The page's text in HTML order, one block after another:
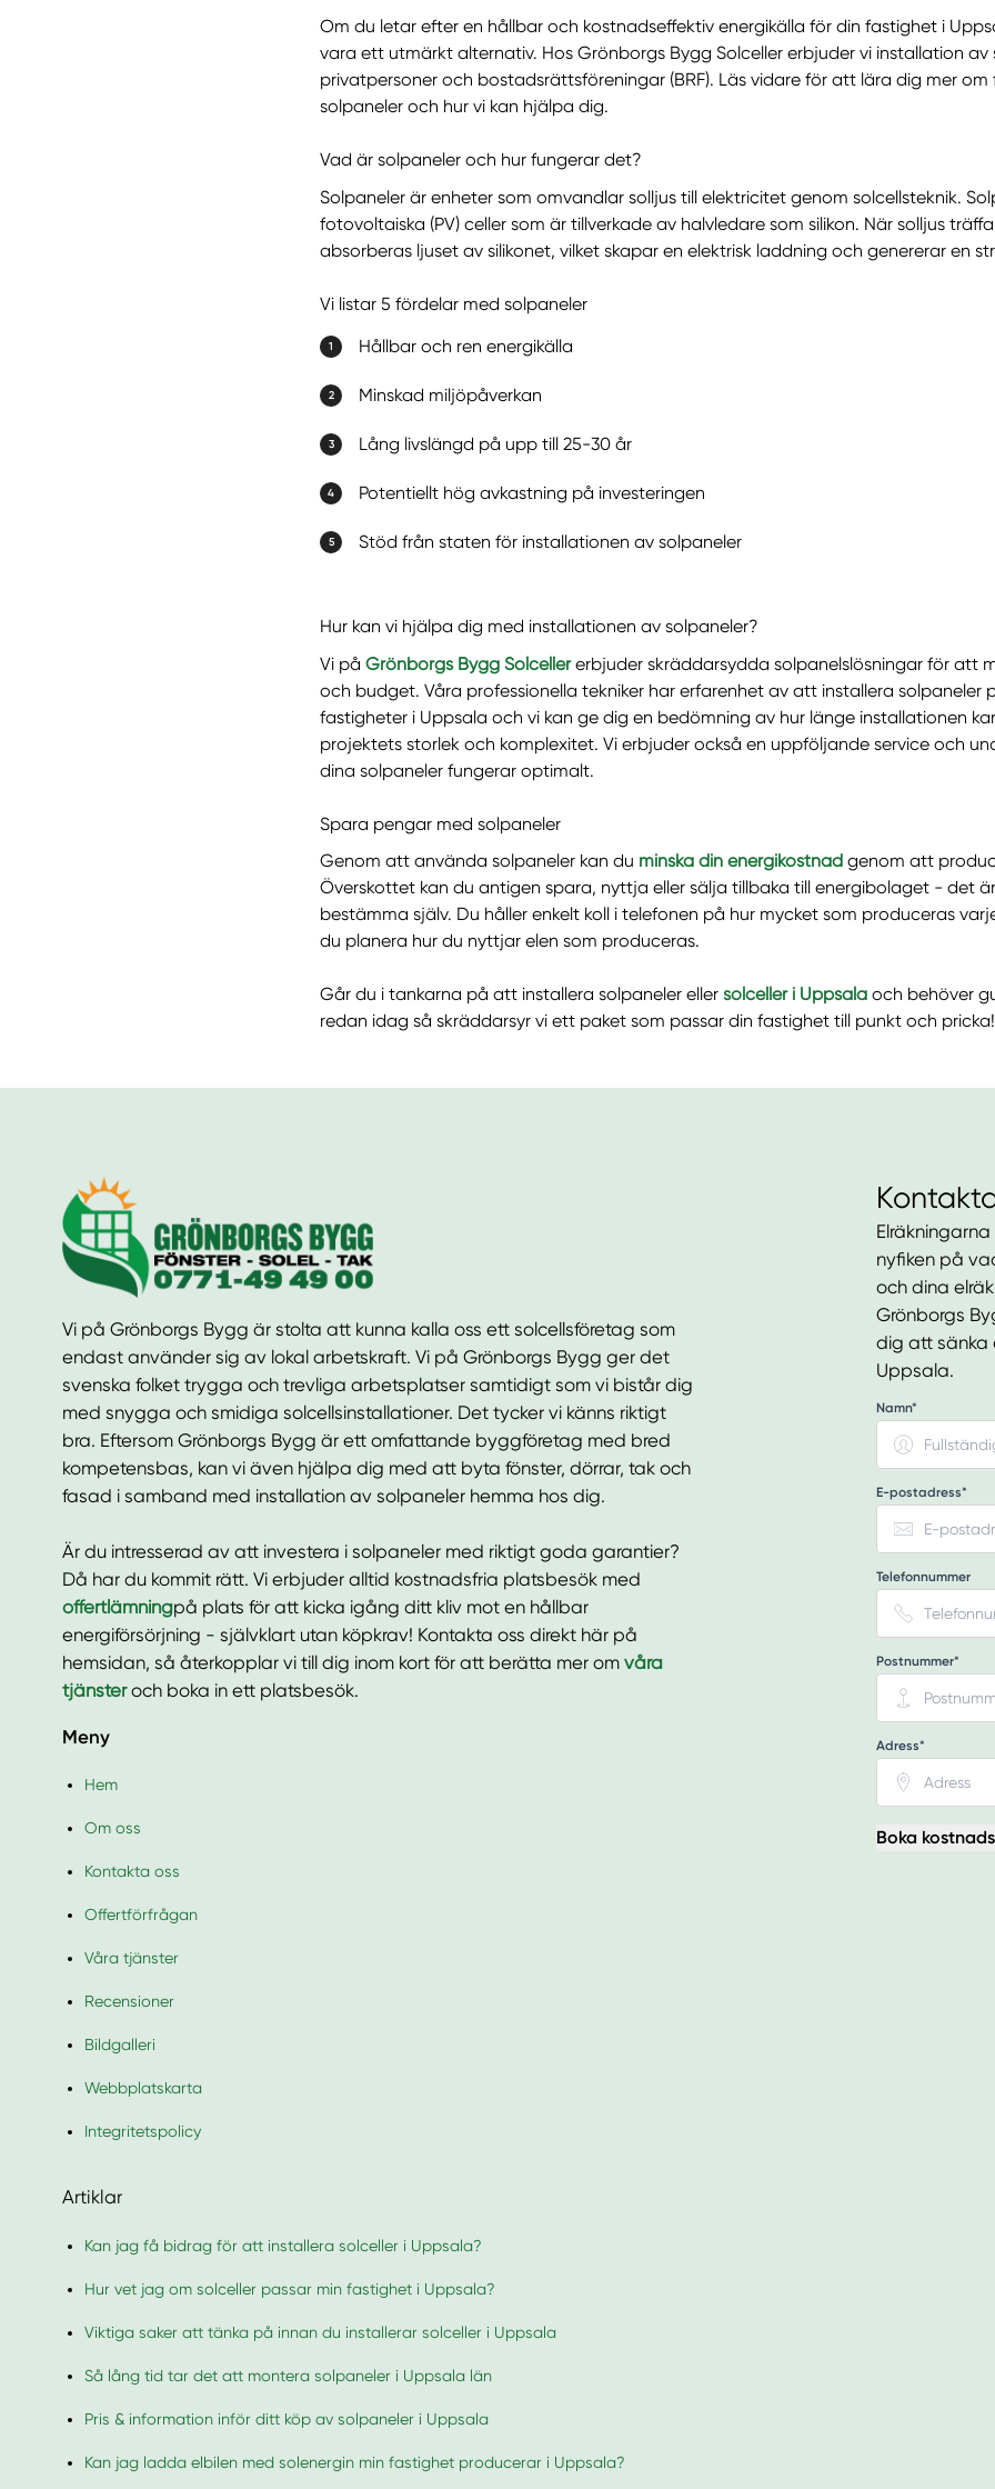
Om du letar efter en hållbar och kostnadseffektiv energikälla för din fastighet i
vara ett utmärkt alternativ. Hos Grönborgs Bygg Solceller erbjuder vi installation
privatpersoner och bostadsrättsföreningar (BRF). Läs vidare för att lära dig mer
solpaneler och hur vi kan hjälpa dig.
Vad är solpaneler och hur fungerar det?
Solpaneler är enheter som omvandlar solljus till elektricitet genom solcellsteknik.
fotovoltaiska (PV) celler som är tillverkade av halvledare som silikon. När solljus
absorberas ljuset av silikonet, vilket skapar en elektrisk laddning och genererar en
Vi listar 5 fördelar med solpaneler
Hållbar och ren energikälla
Minskad miljöpåverkan
Lång livslängd på upp till 25-30 år
Potentiellt hög avkastning på investeringen
Stöd från staten för installationen av solpaneler
Hur kan vi hjälpa dig med installationen av solpaneler?
Vi på Grönborgs Bygg Solcellererbjuder skräddarsydda solpanelslösningar för att
och budget. Våra professionella tekniker har erfarenhet av att installera solpaneler
fastigheter i Uppsala och vi kan ge dig en bedömning av hur länge installationen
projektets storlek och komplexitet. Vi erbjuder också en uppföljande service och
dina solpaneler fungerar optimalt.
Spara pengar med solpaneler
Genom att använda solpaneler kan du minska din energikostnad genom att
Överskottet kan du antigen spara, nyttja eller sälja tillbaka till energibolaget - det
bestämma själv. Du håller enkelt koll i telefonen på hur mycket som produceras
du planera hur du nyttjar elen som produceras.
Går du i tankarna på att installera solpaneler eller solceller i Uppsala och behöver
redan idag så skräddarsyr vi ett paket som passar din fastighet till punkt och pricka!
Vi på Grönborgs Bygg är stolta att kunna kalla oss ett solcellsföretag som
endast använder sig av lokal arbetskraft. Vi på Grönborgs Bygg ger det
svenska folket trygga och trevliga arbetsplatser samtidigt som vi bistår dig
med snygga och smidiga solcellsinstallationer. Det tycker vi känns riktigt
bra. Eftersom Grönborgs Bygg är ett omfattande byggföretag med bred
kompetensbas, kan vi även hjälpa dig med att byta fönster, dörrar, tak och
fasad i samband med installation av solpaneler hemma hos dig.
Är du intresserad av att investera i solpaneler med riktigt goda garantier?
Då har du kommit rätt. Vi erbjuder alltid kostnadsfria platsbesök med
offertlämningpå plats för att kicka igång ditt kliv mot en hållbar
energiförsörjning - självklart utan köpkrav! Kontakta oss direkt här på
hemsidan, så återkopplar vi till dig inom kort för att berätta mer om våra
tjänsteroch boka in ett platsbesök.
Meny
Hem
Om oss
Kontakta oss
Offertförfrågan
Våra tjänster
Recensioner
Bildgalleri
Webbplatskarta
Integritetspolicy
Artiklar
Kan jag få bidrag för att installera solceller i Uppsala?
Hur vet jag om solceller passar min fastighet i Uppsala?
Viktiga saker att tänka på innan du installerar solceller i Uppsala
Så lång tid tar det att montera solpaneler i Uppsala län
Pris & information inför ditt köp av solpaneler i Uppsala
Kan jag ladda elbilen med solenergin min fastighet producerar i Uppsala?
nyfiken på
och dina
Grönborgs
dig att sänka
Uppsala.
Namn*
E-postadress*
Telefonnummer
Postnummer*
Adress*
Boka